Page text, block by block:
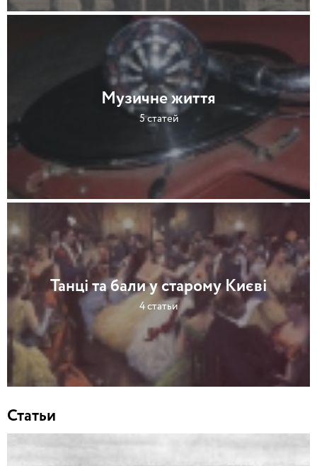
Музичне життя
5 статей
Танці та бали у старому Києві
4 статьи
Статьи